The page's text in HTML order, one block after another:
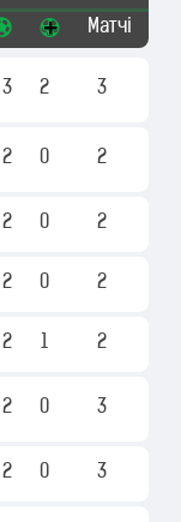
Матчі
3 2 3
2 0 2
2 0 2
2 0 2
2 1 2
2 0 3
2 0 3